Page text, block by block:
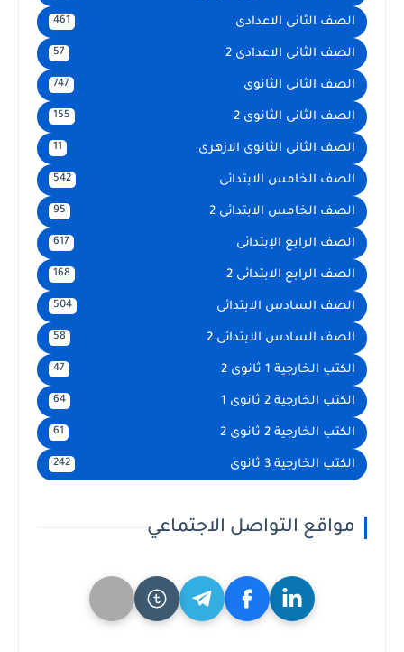
الصف الثانى الاعدادى 461
الصف الثانى الاعدادى 2 57
الصف الثانى الثانوى 747
الصف الثانى الثانوى 2 155
الصف الثانى الثانوى الازهرى 11
الصف الخامس الابتدائى 542
الصف الخامس الابتدائى 2 95
الصف الرابع الإبتدائى 617
الصف الرابع الابتدائى 2 168
الصف السادس الابتدائى 504
الصف السادس الابتدائى 2 58
الكتب الخارجية 1 ثانوى 2 47
الكتب الخارجية 2 ثانوى 1 64
الكتب الخارجية 2 ثانوى 2 61
الكتب الخارجية 3 ثانوى 242
مواقع التواصل الاجتماعي